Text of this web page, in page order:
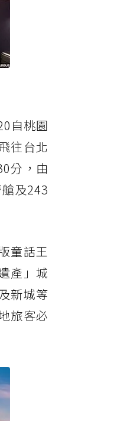
自桃園
往台北
分，由
及243
童話王
產」城
新城等
旅客必